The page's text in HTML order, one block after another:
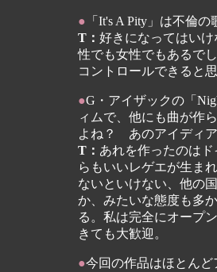
● 「It's A Pity」は不倫
T： 好きになってはい
性でも女性でもあるで
コントロールできると
●G・アイザックの「
ィムで、他にも曲が作
よね？ あのアイディ
T： あれを作ったのは
らもいいレゲエが生ま
ないといけない、他の
か、みたいな態度も多
る。私は完全にオープ
きても大歓迎。
●今回の作品はほとん